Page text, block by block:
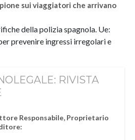
sui viaggiatori che arrivano
della polizia spagnola. Ue:
prevenire ingressi irregolari e
RIVISTA
Responsabile, Proprietario